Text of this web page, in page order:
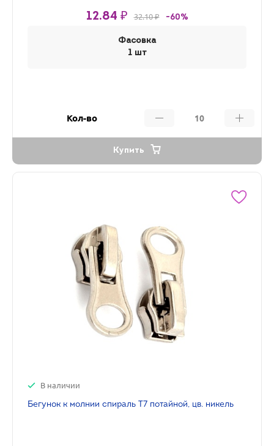
12.84 ₽ 32.10 ₽ -60%
Фасовка
1 шт
Кол-во
Купить
В наличии
Бегунок к молнии спираль Т7 потайной, цв. никель